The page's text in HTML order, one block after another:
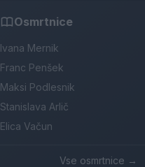
Osmrtnice
Ivana Mernik
Franc Penšek
Maksi Podlesnik
Stanislava Arlič
Elica Vačun
Vse osmrtnice →